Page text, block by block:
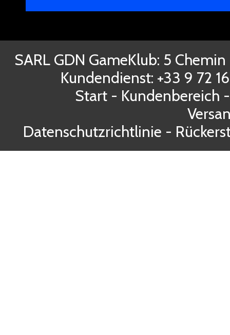
SARL GDN GameKlub: 5
Kundendienst: +33 9 72
Start - Kundenbereich
Datenschutzrichtlinie -